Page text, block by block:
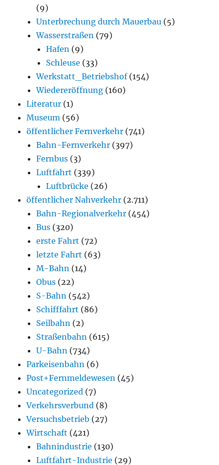
(9)
Unterbrechung durch Mauerbau (5)
Wasserstraßen (79)
Hafen (9)
Schleuse (33)
Werkstatt_Betriebshof(154)
Wiedereröffnung (160)
Literatur (1)
Museum (56)
öffentlicher Fernverkehr (741)
Bahn-Fernverkehr (397)
Fernbus (3)
Luftfahrt (339)
Luftbrücke (26)
öffentlicher Nahverkehr (2.711)
Bahn-Regionalverkehr (454)
Bus (320)
erste Fahrt (72)
letzte Fahrt (63)
M-Bahn (14)
Obus (22)
S-Bahn (542)
Schifffahrt (86)
Seilbahn (2)
Straßenbahn (615)
U-Bahn (734)
Parkeisenbahn (6)
Post+Fernmeldewesen (45)
Uncategorized (7)
Verkehrsverbund (8)
Versuchsbetrieb (27)
Wirtschaft (421)
Bahnindustrie (130)
Luftfahrt-Industrie (29)